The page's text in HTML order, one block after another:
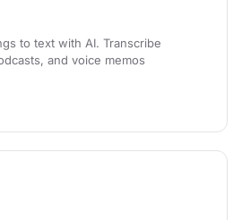
to text with AI. Transcribe
and voice memos